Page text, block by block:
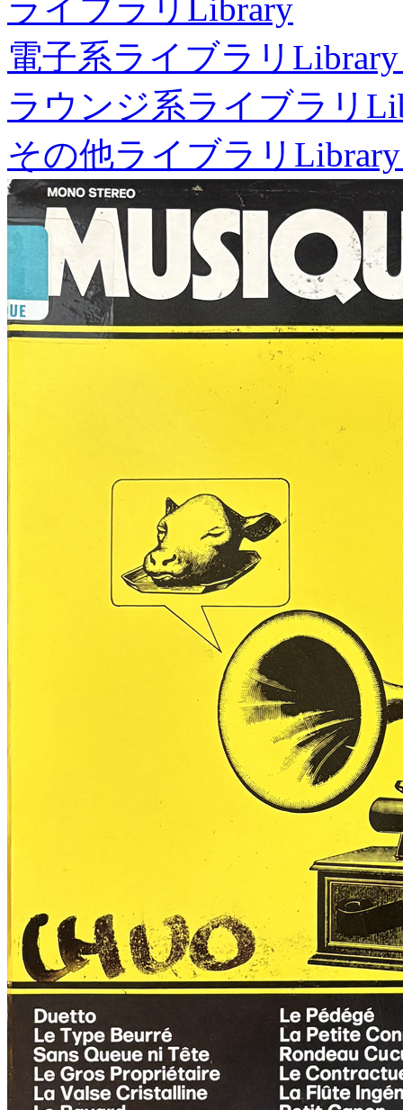
ライブラリ Library
電子系ライブラリ
ラウンジ系ライブラリ
その他ライブラリ